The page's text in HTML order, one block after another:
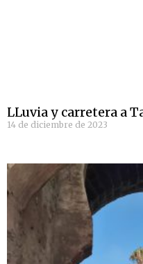
LLuvia y carretera a
14 de diciembre de 2023